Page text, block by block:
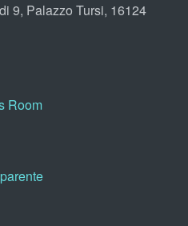
9, Palazzo Tursi, 16124
Room